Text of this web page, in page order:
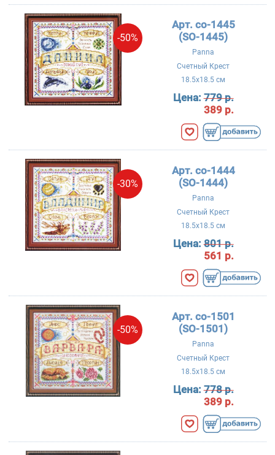
-50%
Арт. со-1445
(SO-1445)
Panna
Счетный Крест
18.5x18.5 см
Цена:779 р.
389 р.
-30%
Арт. со-1444
(SO-1444)
Panna
Счетный Крест
18.5x18.5 см
Цена:801 р.
561 р.
-50%
Арт. со-1501
(SO-1501)
Panna
Счетный Крест
18.5x18.5 см
Цена:778 р.
389 р.